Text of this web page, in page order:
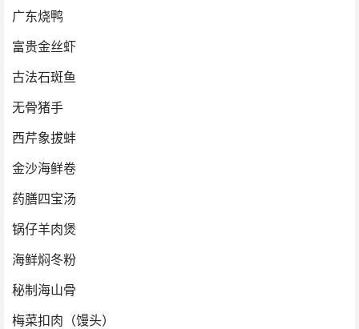
广东烧鸭
富贵金丝虾
古法石斑鱼
无骨猪手
西芹象拔蚌
金沙海鲜卷
药膳四宝汤
锅仔羊肉煲
海鲜焖冬粉
秘制海山骨
梅菜扣肉（馒头）